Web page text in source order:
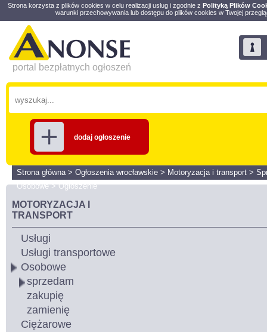
Strona korzysta z plików cookies w celu realizacji usług i zgodnie z Polityką Plików
warunki przechowywania lub dostępu do plików cookies w Twojej
portal bezpłatnych ogłoszeń
dodaj ogłoszenie
Strona główna> Ogłoszenia wrocławskie > Motoryzacja i transport >
Osobowe>Ogłoszenie
MOTORYZACJA I
TRANSPORT
Usługi
Usługi transportowe
Osobowe
sprzedam
zakupię
zamienię
Ciężarowe